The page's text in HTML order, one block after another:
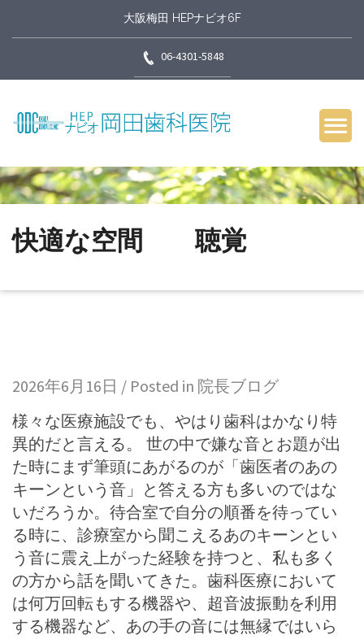
大阪梅田 HEPナビオ6F
06-4301-5848
快適な空間 聴覚
2026年6月16日 / Posted in 院長ブログ
様々な医療施設でも、やはり歯科はかなり特
異的だと言える。 世の中で嫌な音とお題が出
た時にまず筆頭にあがるのが「歯医者のあの
キーンという音」と答える方も多いのではな
いだろうか。待合室で自分の順番を待ってい
る時に、診療室から聞こえるあのキーンとい
う音に震え上がった経験を持つと、私も多く
の方から話を聞いてきた。歯科医療において
は何万回転もする機器や、超音波振動を利用
する機器など、あの手の音には無縁ではいら